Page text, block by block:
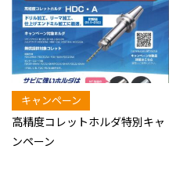
キャンペーン
高精度コレットホルダ特別キャ
ンペーン